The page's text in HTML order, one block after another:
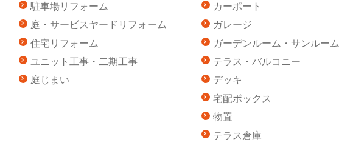
駐車場リフォーム
庭・サービスヤードリフォーム
住宅リフォーム
ユニット工事・二期工事
庭じまい
カーポート
ガレージ
ガーデンルーム・サンルーム
テラス・バルコニー
デッキ
宅配ボックス
物置
テラス倉庫